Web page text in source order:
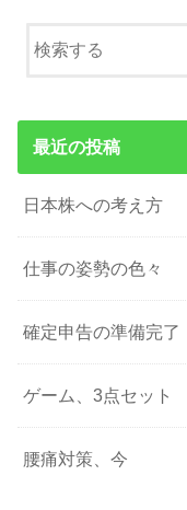
最近の投稿
日本株への考え方
仕事の姿勢の色々
確定申告の準備完了
ゲーム、3点セット
腰痛対策、今